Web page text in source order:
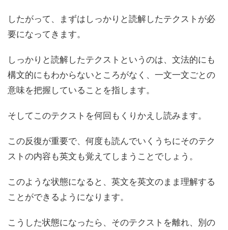
したがって、まずはしっかりと読解したテクストが必
要になってきます。
しっかりと読解したテクストというのは、文法的にも
構文的にもわからないところがなく、一文一文ごとの
意味を把握していることを指します。
そしてこのテクストを何回もくりかえし読みます。
この反復が重要で、何度も読んでいくうちにそのテク
ストの内容も英文も覚えてしまうことでしょう。
このような状態になると、英文を英文のまま理解する
ことができるようになります。
こうした状態になったら、そのテクストを離れ、別の